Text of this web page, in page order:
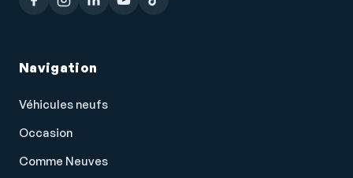
Navigation
Véhicules neufs
Occasion
Comme Neuves